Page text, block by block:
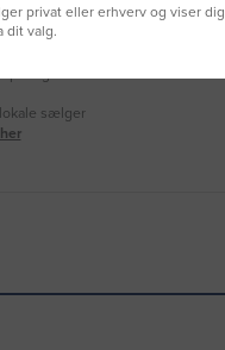
sælger
privat eller erhverv og viser
dit valg.